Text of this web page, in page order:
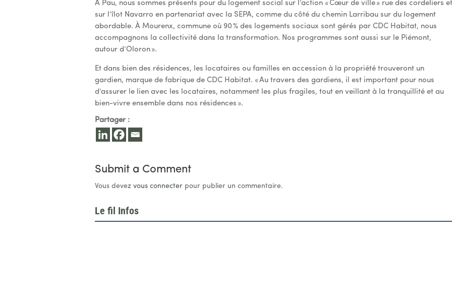
À Pau, nous sommes présents pour du logement social sur l’action « Cœur de ville » rue des cordeliers et
sur l’îlot Navarro en partenariat avec la SEPA, comme du côté du chemin Larribau sur du logement
abordable. À Mourenx, commune où 90 % des logements sociaux sont gérés par CDC Habitat, nous
accompagnons la collectivité dans la transformation. Nos programmes sont aussi sur le Piémont,
autour d’Oloron ».
Et dans bien des résidences, les locataires ou familles en accession à la propriété trouveront un
gardien, marque de fabrique de CDC Habitat. « Au travers des gardiens, il est important pour nous
d’assurer le lien avec les locataires, notamment les plus fragiles, tout en veillant à la tranquillité et au
bien-vivre ensemble dans nos résidences ».
Partager :
Submit a Comment
Vous devezvous connecter pour publier un commentaire.
Le fil Infos